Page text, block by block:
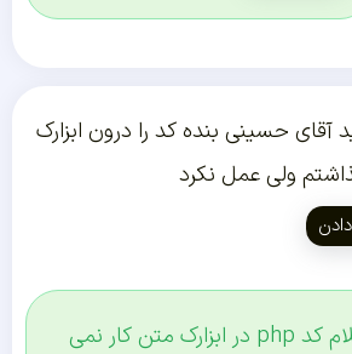
آقای حسینی بنده کد را درون ابزارک
ولی عمل نکرد
سلام کد php در ابزارک متن کار نمی